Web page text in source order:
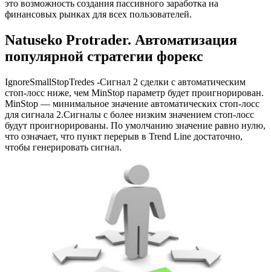
это возможность создания пассивного заработка на
финансовых рынках для всех пользователей.
Natuseko Protrader. Автоматизация
популярной стратегии форекс
IgnoreSmallStopTredes -Сигнал 2 сделки с автоматическим
стоп-лосс ниже, чем MinStop параметр будет проигнорирован.
MinStop — минимальное значение автоматических стоп-лосс
для сигнала 2.Сигналы с более низким значением стоп-лосс
будут проигнорированы. По умолчанию значение равно нулю,
что означает, что пункт перерыв в Trend Line достаточно,
чтобы генерировать сигнал.